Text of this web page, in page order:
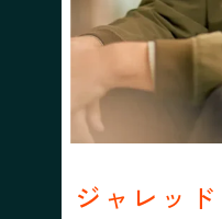
ジャレッ